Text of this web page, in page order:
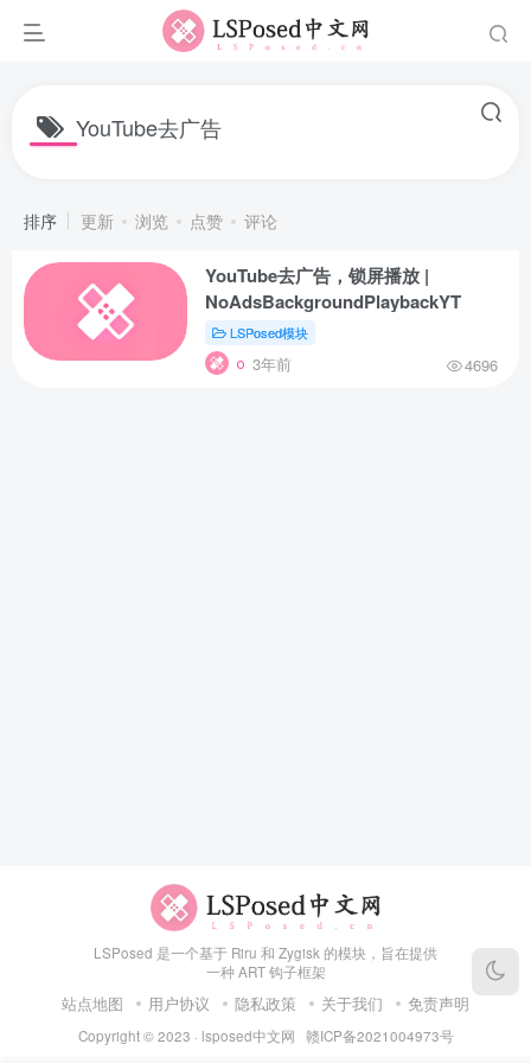
YouTube去广告
排序 更新 浏览 点赞 评论
YouTube去广告，锁屏播放 |
NoAdsBackgroundPlaybackYT
LSPosed模块
3年前 4696
LSPosed 是一个基于 Riru 和 Zygisk 的模块，旨在提供
一种 ART 钩子框架
站点地图 用户协议 隐私政策 关于我们 免责声明
Copyright © 2023 · lsposed中文网 赣ICP备2021004973号